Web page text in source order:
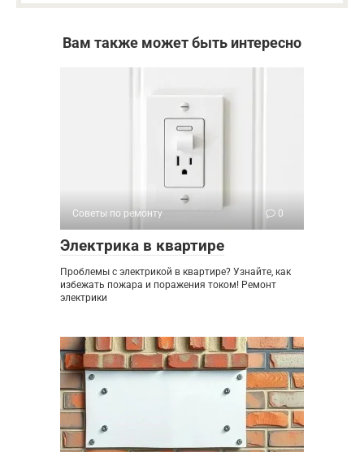
Вам также может быть интересно
Советы по ремонту 0
Электрика в квартире
Проблемы с электрикой в квартире? Узнайте, как
избежать пожара и поражения током! Ремонт
электрики